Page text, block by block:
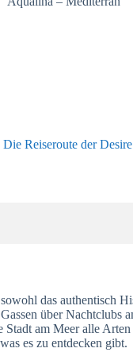
Die Reiseroute der
das authentisch
über Nachtclubs
am Meer alle
es zu entdecken gibt.